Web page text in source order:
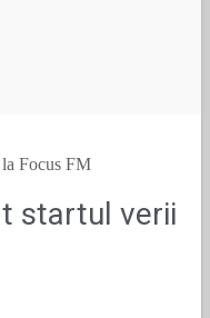
Focus FM
startul verii